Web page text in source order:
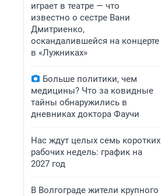
играет в театре — что
известно о сестре Вани
Дмитриенко,
оскандалившейся на концерте
в «Лужниках»
Больше политики, чем
медицины? Что за ковидные
тайны обнаружились в
дневниках доктора Фаучи
Нас ждут целых семь коротких
рабочих недель: график на
2027 год
В Волгограде жители крупного